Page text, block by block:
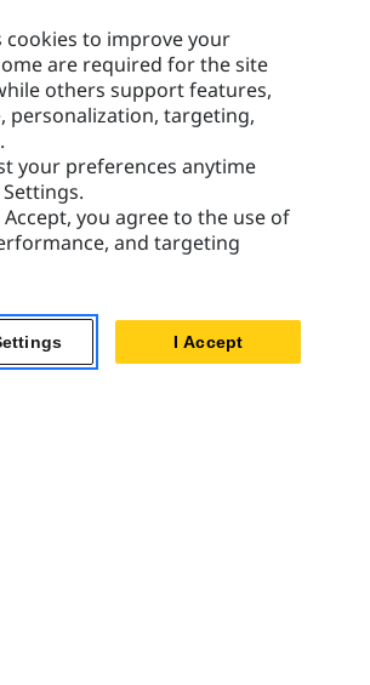
Plików Cookie
tę funkcję, musisz
używanie plików
do
funkcjonalnych i
za wydajność.
Ustawienia
plików cookie
cookies to improve your
are required for the site
others support features,
personalization, targeting,
your preferences anytime
Accept, you agree to the use of
and targeting
I Accept